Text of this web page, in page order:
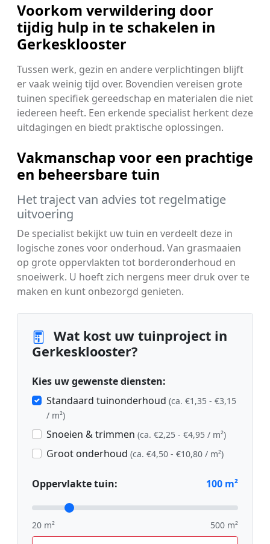
Voorkom verwildering door
tijdig hulp in te schakelen in
Gerkesklooster
Tussen werk, gezin en andere verplichtingen blijft
er vaak weinig tijd over. Bovendien vereisen grote
tuinen specifiek gereedschap en materialen die niet
iedereen heeft. Een erkende specialist herkent deze
uitdagingen en biedt praktische oplossingen.
Vakmanschap voor een prachtige
en beheersbare tuin
Het traject van advies tot regelmatige
uitvoering
De specialist bekijkt uw tuin en verdeelt deze in
logische zones voor onderhoud. Van grasmaaien
op grote oppervlakten tot borderonderhoud en
snoeiwerk. U hoeft zich nergens meer druk over te
maken en kunt onbezorgd genieten.
Wat kost uw tuinproject in
Gerkesklooster?
Kies uw gewenste diensten:
Standaard tuinonderhoud (ca. €1,35 - €3,15
/ m²)
Snoeien & trimmen (ca. €2,25 - €4,95 / m²)
Groot onderhoud (ca. €4,50 - €10,80 / m²)
Oppervlakte tuin: 100 m²
20 m² 500 m²